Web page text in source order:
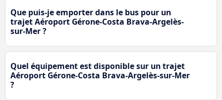
Que puis-je emporter dans le bus pour un
trajet Aéroport Gérone-Costa Brava-Argelès-
sur-Mer ?
Quel équipement est disponible sur un trajet
Aéroport Gérone-Costa Brava-Argelès-sur-Mer
?